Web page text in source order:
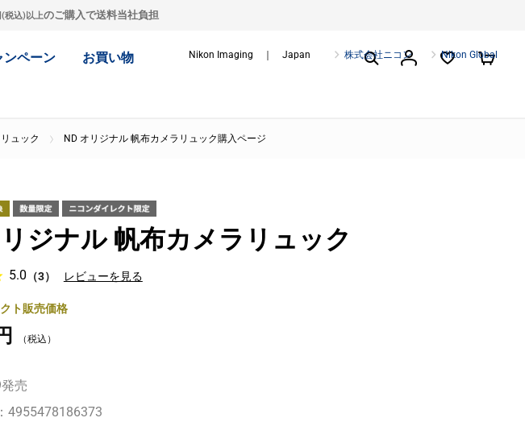
(税込)以上のご購入で送料当社負担
ンペーン お買い物 Nikon Imaging ｜ Japan 株式会社ニコン Nikon Global
ュック ND オリジナル 帆布カメラリュック購入ページ
ジナル 帆布カメラリュック
5.0 （3） レビューを見る
ト販売価格
発売
4955478186373